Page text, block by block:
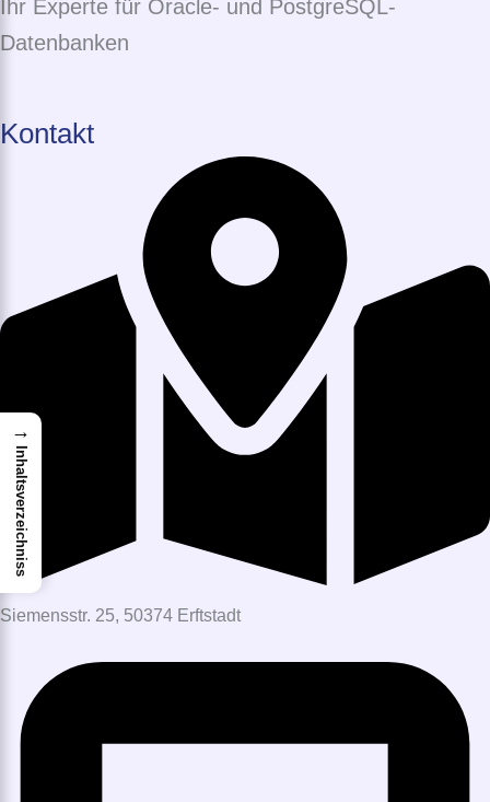
Ihr Experte für Oracle- und PostgreSQL-
Datenbanken
Kontakt
Siemensstr. 25, 50374 Erftstadt
→
Inhaltsverzeichniss